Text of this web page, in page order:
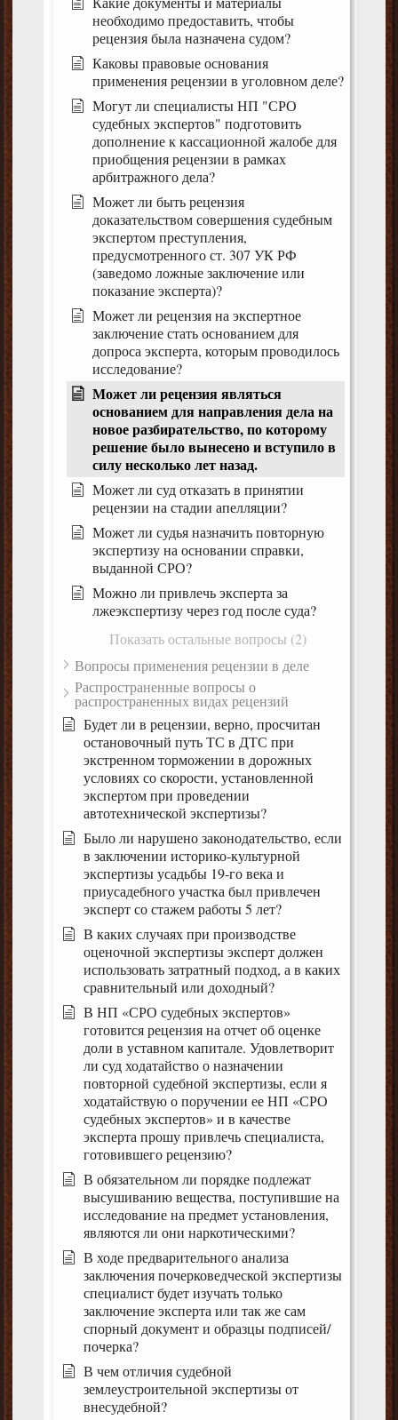
необходимо предоставить, чтобы
рецензия была назначена судом?
Каковы правовые основания
применения рецензии в уголовном деле?
Могут ли специалисты НП "СРО
судебных экспертов" подготовить
дополнение к кассационной жалобе для
приобщения рецензии в рамках
арбитражного дела?
Может ли быть рецензия
доказательством совершения судебным
экспертом преступления,
предусмотренного ст. 307 УК РФ
(заведомо ложные заключение или
показание эксперта)?
Может ли рецензия на экспертное
заключение стать основанием для
допроса эксперта, которым проводилось
исследование?
Может ли рецензия являться
основанием для направления дела на
новое разбирательство, по которому
решение было вынесено и вступило в
силу несколько лет назад.
Может ли суд отказать в принятии
рецензии на стадии апелляции?
Может ли судья назначить повторную
экспертизу на основании справки,
выданной СРО?
Можно ли привлечь эксперта за
лжеэкспертизу через год после суда?
Показать остальные вопросы (2)
Вопросы применения рецензии в деле
Распространенные вопросы о
распространенных видах рецензий
Будет ли в рецензии, верно, просчитан
остановочный путь ТС в ДТС при
экстренном торможении в дорожных
условиях со скорости, установленной
экспертом при проведении
автотехнической экспертизы?
Было ли нарушено законодательство, если
в заключении историко-культурной
экспертизы усадьбы 19-го века и
приусадебного участка был привлечен
эксперт со стажем работы 5 лет?
В каких случаях при производстве
оценочной экспертизы эксперт должен
использовать затратный подход, а в каких
сравнительный или доходный?
В НП «СРО судебных экспертов»
готовится рецензия на отчет об оценке
доли в уставном капитале. Удовлетворит
ли суд ходатайство о назначении
повторной судебной экспертизы, если я
ходатайствую о поручении ее НП «СРО
судебных экспертов» и в качестве
эксперта прошу привлечь специалиста,
готовившего рецензию?
В обязательном ли порядке подлежат
высушиванию вещества, поступившие на
исследование на предмет установления,
являются ли они наркотическими?
В ходе предварительного анализа
заключения почерковедческой экспертизы
специалист будет изучать только
заключение эксперта или так же сам
спорный документ и образцы подписей/
почерка?
В чем отличия судебной
землеустроительной экспертизы от
внесудебной?